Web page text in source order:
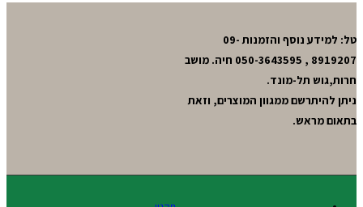
טל: למידע נוסף והזמנות 09-
8919207 , 050-3643595 חיה. מושב
חרות,גוש תל-מונד.
ניתן להיתרשם ממגוון המוצרים, וזאת
בתאום מראש.